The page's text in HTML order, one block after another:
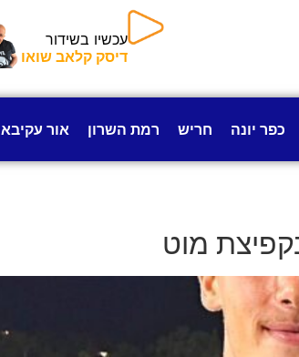
עכשיו בשידור
דיסק קלאב שואו
כפר יונה חריש רמת השרון אור עקיבא
מוט